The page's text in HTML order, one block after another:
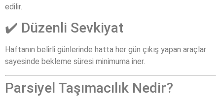
edilir.
✔️ Düzenli Sevkiyat
Haftanın belirli günlerinde hatta her gün çıkış yapan araçlar
sayesinde bekleme süresi minimuma iner.
Parsiyel Taşımacılık Nedir?